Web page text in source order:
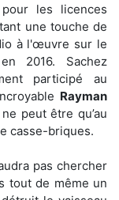
pour les licences
une touche de
à l'œuvre sur le
2016. Sachez
participé au
Rayman
peut être qu’au
casse-briques.
pas chercher
tout de même un